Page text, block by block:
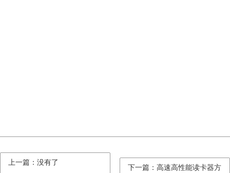
上一篇：没有了
下一篇：高速高性能读卡器方